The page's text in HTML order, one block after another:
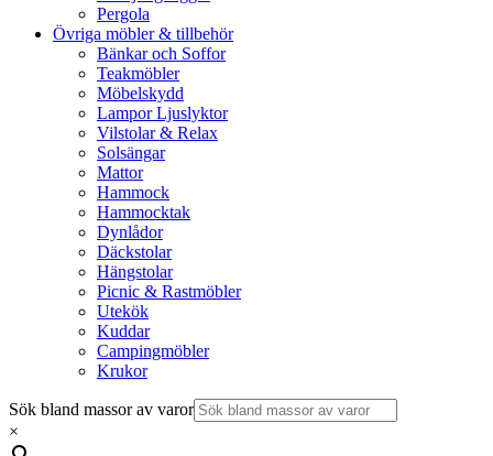
Pergola
Övriga möbler & tillbehör
Bänkar och Soffor
Teakmöbler
Möbelskydd
Lampor Ljuslyktor
Vilstolar & Relax
Solsängar
Mattor
Hammock
Hammocktak
Dynlådor
Däckstolar
Hängstolar
Picnic & Rastmöbler
Utekök
Kuddar
Campingmöbler
Krukor
Sök bland massor av varor
×